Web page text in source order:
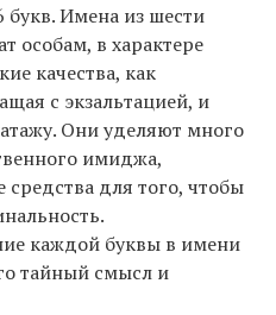
Имена из шести
особам, в характере
качества, как
с экзальтацией, и
Они уделяют много
имиджа,
средства для того, чтобы
каждой буквы в имени
тайный смысл и